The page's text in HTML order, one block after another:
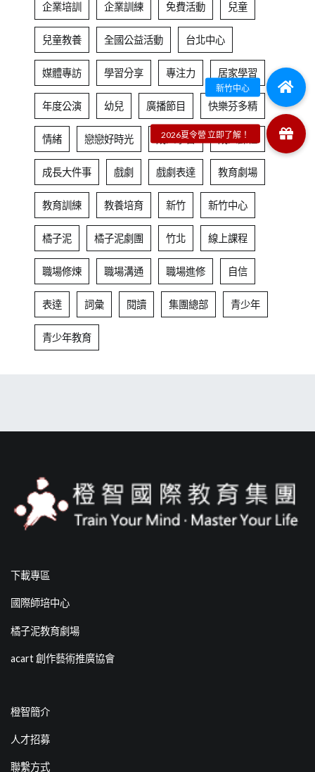
企業培訓 企業訓練 免費活動 兒童
兒童教養 全國公益活動 台北中心
媒體專訪 學習分享 專注力 居家學習
年度公演 幼兒 廣播節目 快樂芬多精
情緒 戀戀好時光 成人學習 成人課程
成長大件事 戲劇 戲劇表達 教育劇場
教育訓練 教養培育 新竹 新竹中心
橘子泥 橘子泥劇團 竹北 線上課程
職場修煉 職場溝通 職場進修 自信
表達 詞彙 閱讀 集團總部 青少年
青少年教育
下載專區
國際師培中心
橘子泥教育劇場
acart 創作藝術推廣協會
橙智簡介
人才招募
聯繫方式